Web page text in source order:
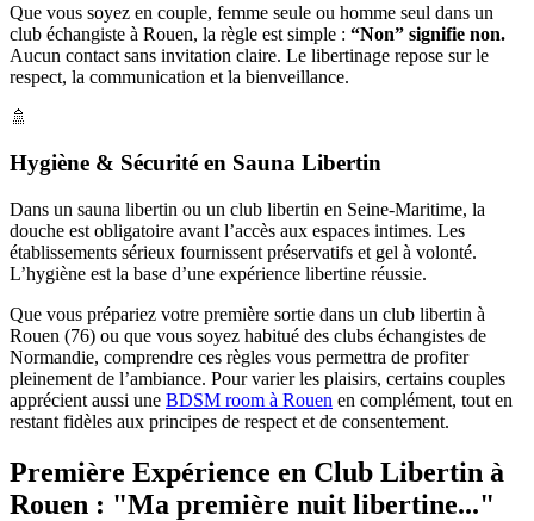
Que vous soyez en couple, femme seule ou homme seul dans un
club échangiste à Rouen, la règle est simple : “Non” signifie non.
Aucun contact sans invitation claire. Le libertinage repose sur le
respect, la communication et la bienveillance.
🚿
Hygiène & Sécurité en Sauna Libertin
Dans un sauna libertin ou un club libertin en Seine-Maritime, la
douche est obligatoire avant l’accès aux espaces intimes. Les
établissements sérieux fournissent préservatifs et gel à volonté.
L’hygiène est la base d’une expérience libertine réussie.
Que vous prépariez votre première sortie dans un club libertin à
Rouen (76) ou que vous soyez habitué des clubs échangistes de
Normandie, comprendre ces règles vous permettra de profiter
pleinement de l’ambiance. Pour varier les plaisirs, certains couples
apprécient aussi une BDSM room à Rouen en complément, tout en
restant fidèles aux principes de respect et de consentement.
Première Expérience en Club Libertin à
Rouen : "Ma première nuit libertine..."